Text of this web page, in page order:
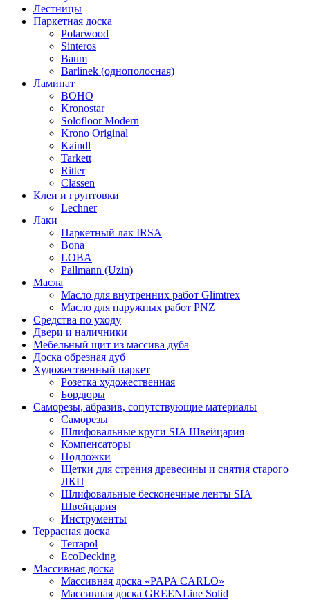
Лестницы
Паркетная доска
Polarwood
Sinteros
Baum
Barlinek (однополосная)
Ламинат
BOHO
Kronostar
Solofloor Modern
Krono Original
Kaindl
Tarkett
Ritter
Classen
Клеи и грунтовки
Lechner
Лаки
Паркетный лак IRSA
Bona
LOBA
Pallmann (Uzin)
Масла
Масло для внутренних работ Glimtrex
Масло для наружных работ PNZ
Средства по уходу
Двери и наличники
Мебельный щит из массива дуба
Доска обрезная дуб
Художественный паркет
Розетка художественная
Бордюры
Саморезы, абразив, сопутствующие материалы
Саморезы
Шлифовальные круги SIA Швейцария
Компенсаторы
Подложки
Щетки для стрения древесины и снятия старого
ЛКП
Шлифовальные бесконечные ленты SIA
Швейцария
Инструменты
Террасная доска
Terrapol
EcoDecking
Массивная доска
Массивная доска «PAPA CARLO»
Массивная доска GREENLine Solid